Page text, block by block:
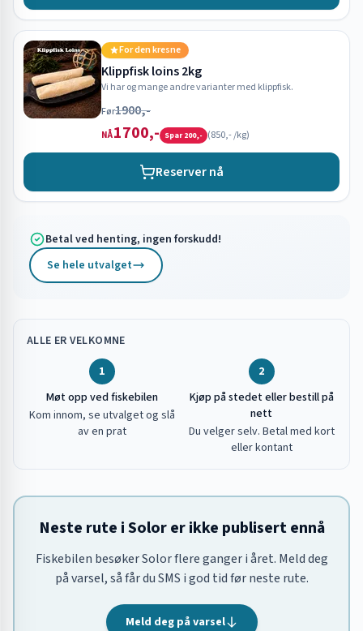
For den kresne
Klippfisk loins 2kg
Vi har og mange andre varianter med klippfisk.
Før1900,-
NÅ1700,- Spar200,- (850,-/kg)
Reserver nå
Betal ved henting, ingen forskudd!
Se hele utvalget
ALLE ER VELKOMNE
1
Møt opp ved fiskebilen
Kom innom, se utvalget og slå
av en prat
2
Kjøp på stedet eller bestill på
nett
Du velger selv. Betal med kort
eller kontant
Neste rute i Solor er ikke publisert ennå
Fiskebilen besøker Solor flere ganger i året. Meld deg
på varsel, så får du SMS i god tid før neste rute.
Meld deg på varsel